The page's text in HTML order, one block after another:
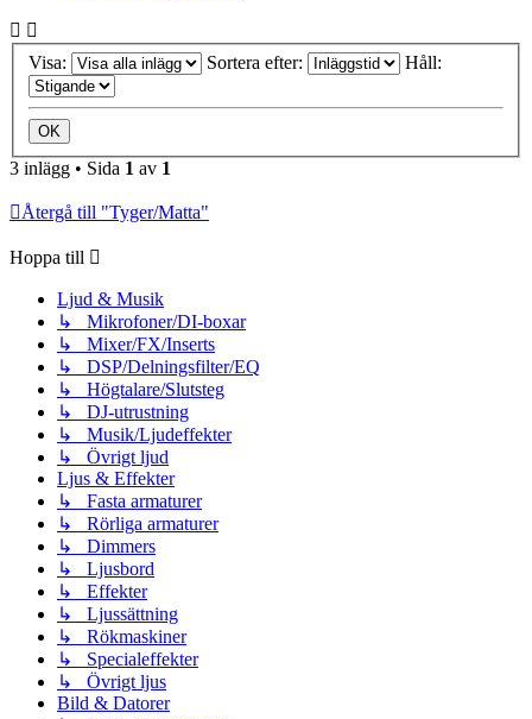
Visa: Sortera efter: Håll:
3 inlägg • Sida 1 av 1
Återgå till "Tyger/Matta"
Hoppa till
Ljud & Musik
↳ Mikrofoner/DI-boxar
↳ Mixer/FX/Inserts
↳ DSP/Delningsfilter/EQ
↳ Högtalare/Slutsteg
↳ DJ-utrustning
↳ Musik/Ljudeffekter
↳ Övrigt ljud
Ljus & Effekter
↳ Fasta armaturer
↳ Rörliga armaturer
↳ Dimmers
↳ Ljusbord
↳ Effekter
↳ Ljussättning
↳ Rökmaskiner
↳ Specialeffekter
↳ Övrigt ljus
Bild & Datorer